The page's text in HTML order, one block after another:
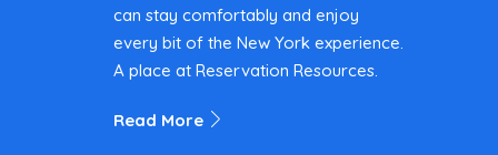
can stay comfortably and enjoy
every bit of the New York experience.
A place at Reservation Resources.
Read More